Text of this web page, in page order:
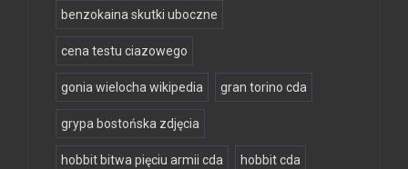
benzokaina skutki uboczne
cena testu ciazowego
gonia wielocha wikipedia gran torino cda
grypa bostońska zdjęcia
hobbit bitwa pięciu armii cda hobbit cda